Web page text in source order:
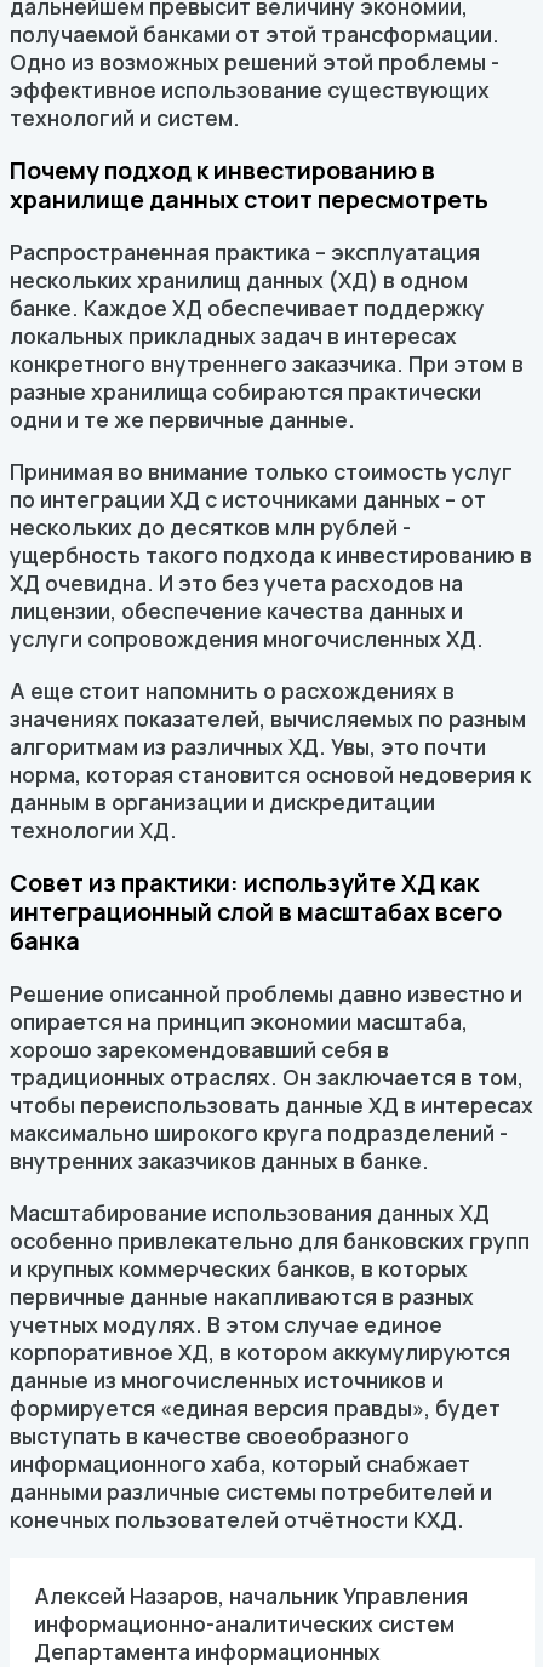
дальнейшем превысит величину экономии,
получаемой банками от этой трансформации.
Одно из возможных решений этой проблемы -
эффективное использование существующих
технологий и систем.
Почему подход к инвестированию в
хранилище данных стоит пересмотреть
Распространенная практика – эксплуатация
нескольких хранилищ данных (ХД) в одном
банке. Каждое ХД обеспечивает поддержку
локальных прикладных задач в интересах
конкретного внутреннего заказчика. При этом в
разные хранилища собираются практически
одни и те же первичные данные.
Принимая во внимание только стоимость услуг
по интеграции ХД с источниками данных – от
нескольких до десятков млн рублей -
ущербность такого подхода к инвестированию в
ХД очевидна. И это без учета расходов на
лицензии, обеспечение качества данных и
услуги сопровождения многочисленных ХД.
А еще стоит напомнить о расхождениях в
значениях показателей, вычисляемых по разным
алгоритмам из различных ХД. Увы, это почти
норма, которая становится основой недоверия к
данным в организации и дискредитации
технологии ХД.
Совет из практики: используйте ХД как
интеграционный слой в масштабах всего
банка
Решение описанной проблемы давно известно и
опирается на принцип экономии масштаба,
хорошо зарекомендовавший себя в
традиционных отраслях. Он заключается в том,
чтобы переиспользовать данные ХД в интересах
максимально широкого круга подразделений -
внутренних заказчиков данных в банке.
Масштабирование использования данных ХД
особенно привлекательно для банковских групп
и крупных коммерческих банков, в которых
первичные данные накапливаются в разных
учетных модулях. В этом случае единое
корпоративное ХД, в котором аккумулируются
данные из многочисленных источников и
формируется «единая версия правды», будет
выступать в качестве своеобразного
информационного хаба, который снабжает
данными различные системы потребителей и
конечных пользователей отчётности КХД.
Алексей Назаров, начальник Управления
информационно-аналитических систем
Департамента информационных